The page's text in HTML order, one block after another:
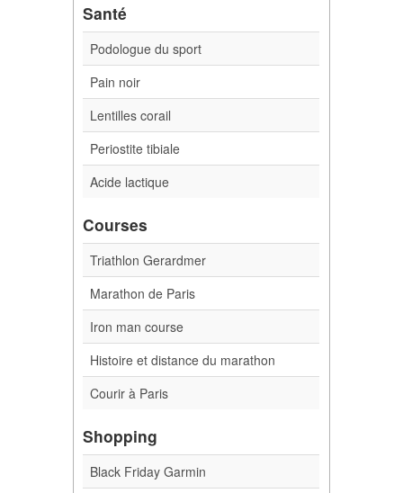
Santé
Podologue du sport
Pain noir
Lentilles corail
Periostite tibiale
Acide lactique
Courses
Triathlon Gerardmer
Marathon de Paris
Iron man course
Histoire et distance du marathon
Courir à Paris
Shopping
Black Friday Garmin